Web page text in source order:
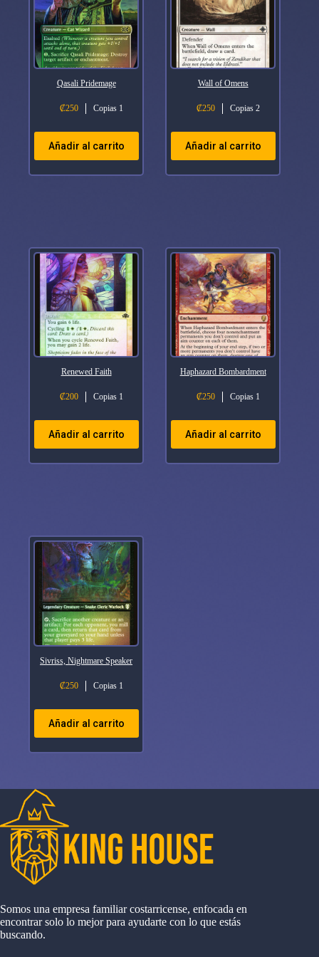
Qasali Pridemage
₡250 Copias 1
Añadir al carrito
Wall of Omens
₡250 Copias 2
Añadir al carrito
Renewed Faith
₡200 Copias 1
Añadir al carrito
Haphazard Bombardment
₡250 Copias 1
Añadir al carrito
Sivriss, Nightmare Speaker
₡250 Copias 1
Añadir al carrito
Somos una empresa familiar costarricense, enfocada en
encontrar solo lo mejor para ayudarte con lo que estás
buscando.